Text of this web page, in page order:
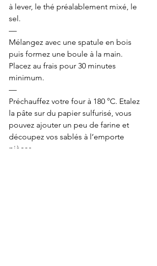
à lever, le thé préalablement mixé, le
sel.
—
Mélangez avec une spatule en bois
puis formez une boule à la main.
Placez au frais pour 30 minutes
minimum.
—
Préchauffez votre four à 180 °C. Etalez
la pâte sur du papier sulfurisé, vous
pouvez ajouter un peu de farine et
découpez vos sablés à l’emporte
pièces.